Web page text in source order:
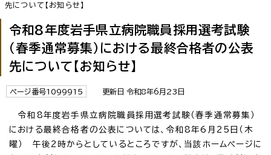
先について【お知らせ】
令和8年度岩手県立病院職員採用選考試験
（春季通常募集）における最終合格者の公表
先について【お知らせ】
ページ番号1099915 更新日 令和8年6月23日
令和8年度岩手県立病院職員採用選考試験（春季通常募集）
における最終合格者の公表については、令和8年6月25日（木
曜） 午後2時からとしているところですが、当該ホームページに